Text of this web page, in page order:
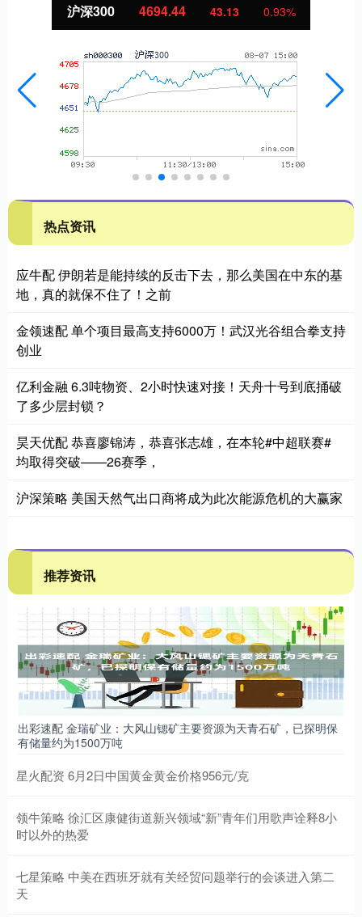
沪深300 4694.44 43.13 0.93%
热点资讯
应牛配 伊朗若是能持续的反击下去，那么美国在中东的基
地，真的就保不住了！之前
金领速配 单个项目最高支持6000万！武汉光谷组合拳支持
创业
亿利金融 6.3吨物资、2小时快速对接！天舟十号到底捅破
了多少层封锁？
昊天优配 恭喜廖锦涛，恭喜张志雄，在本轮#中超联赛#
均取得突破——26赛季，
沪深策略 美国天然气出口商将成为此次能源危机的大赢家
推荐资讯
出彩速配 金瑞矿业：大风山锶矿主要资源为天青石矿，已探明保
有储量约为1500万吨
星火配资 6月2日中国黄金黄金价格956元/克
领牛策略 徐汇区康健街道新兴领域“新”青年们用歌声诠释8小
时以外的热爱
七星策略 中美在西班牙就有关经贸问题举行的会谈进入第二
天